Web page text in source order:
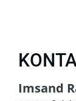
Imsand